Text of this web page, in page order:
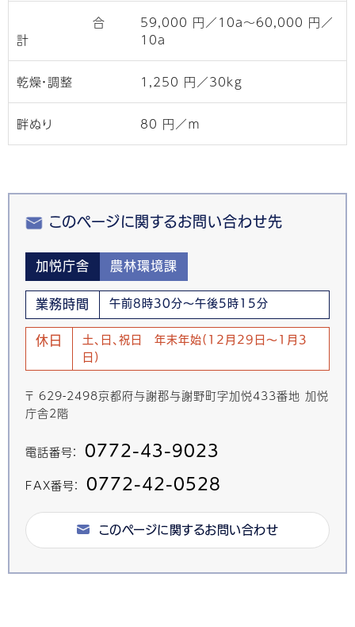
合
計
59,000 円／10ａ〜60,000 円／
10ａ
乾燥・調整 1,250 円／30kg
畔ぬり 80 円／ｍ
このページに関するお問い合わせ先
加悦庁舎 農林環境課
業務時間 午前8時30分～午後5時15分
休日
土、日、祝日 年末年始(12月29日～1月3
日)
〒 629-2498京都府与謝郡与謝野町字加悦433番地 加悦
庁舎2階
電話番号： 0772-43-9023
FAX番号： 0772-42-0528
このページに関するお問い合わせ